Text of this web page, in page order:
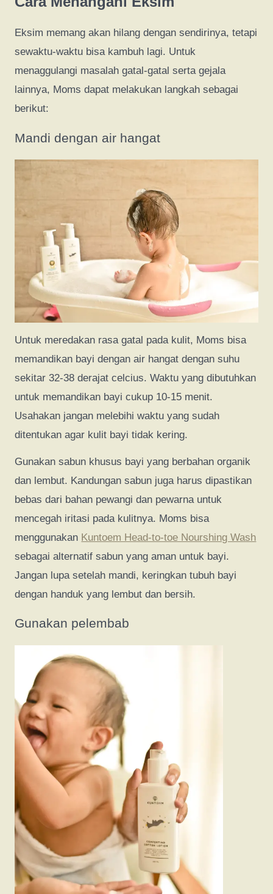
Eksim memang akan hilang dengan sendirinya, tetapi
sewaktu-waktu bisa kambuh lagi. Untuk
menaggulangi masalah gatal-gatal serta gejala
lainnya, Moms dapat melakukan langkah sebagai
berikut:
Mandi dengan air hangat
Untuk meredakan rasa gatal pada kulit, Moms bisa
memandikan bayi dengan air hangat dengan suhu
sekitar 32-38 derajat celcius. Waktu yang dibutuhkan
untuk memandikan bayi cukup 10-15 menit.
Usahakan jangan melebihi waktu yang sudah
ditentukan agar kulit bayi tidak kering.
Gunakan sabun khusus bayi yang berbahan organik
dan lembut. Kandungan sabun juga harus dipastikan
bebas dari bahan pewangi dan pewarna untuk
mencegah iritasi pada kulitnya. Moms bisa
menggunakan Kuntoem Head-to-toe Nourshing Wash
sebagai alternatif sabun yang aman untuk bayi.
Jangan lupa setelah mandi, keringkan tubuh bayi
dengan handuk yang lembut dan bersih.
Gunakan pelembab